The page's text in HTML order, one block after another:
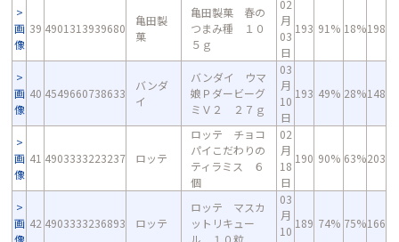
画
像
39 4901313939680
亀田製
菓
亀田製菓 春の
つまみ種 １０
５ｇ
02
月
03
日
193 91% 18%198
画
像
40 4549660738633
バンダ
イ
バンダイ ウマ
娘Ｐダービーグ
ミＶ２ ２７ｇ
03
月
10
日
193 49% 28%148
画
像
41 4903333223237 ロッテ
ロッテ チョコ
パイこだわりの
ティラミス ６
個
02
月
18
日
190 90% 63%203
画
像
42 4903333236893 ロッテ
ロッテ マスカ
ットリキュー
ル １０粒
03
月
10
189 74% 75%166